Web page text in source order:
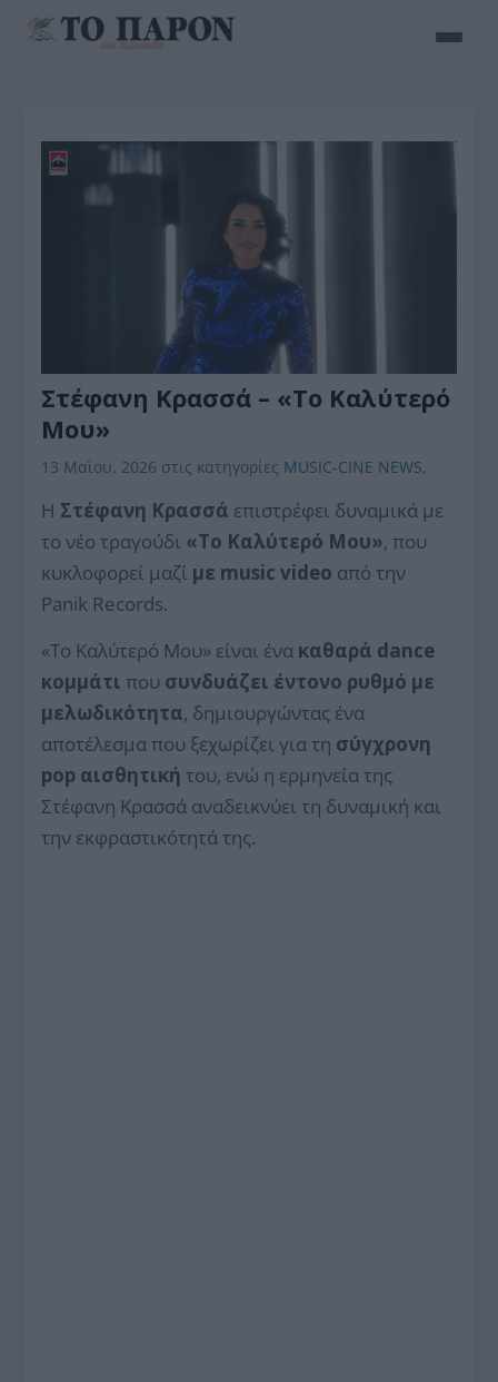
Στέφανη Κρασσά – «Το Καλύτερό
Μου»
13 Μαΐου, 2026 στις κατηγορίες MUSIC-CINE NEWS,
Η Στέφανη Κρασσά επιστρέφει δυναμικά με
το νέο τραγούδι «Το Καλύτερό Μου», που
κυκλοφορεί μαζί με music video από την
Panik Records.
«Το Καλύτερό Μου» είναι ένα καθαρά dance
κομμάτι που συνδυάζει έντονο ρυθμό με
μελωδικότητα, δημιουργώντας ένα
αποτέλεσμα που ξεχωρίζει για τη σύγχρονη
pop αισθητική του, ενώ η ερμηνεία της
Στέφανη Κρασσά αναδεικνύει τη δυναμική και
την εκφραστικότητά της.